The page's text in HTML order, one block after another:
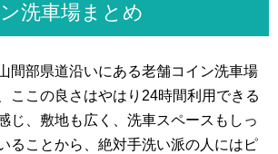
洗車場まとめ
間部県道沿いにある老舗コイン洗車場
ここの良さはやはり24時間利用できる
じ、敷地も広く、洗車スペースもしっ
ることから、絶対手洗い派の人にはピ